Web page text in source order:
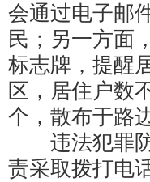
会通过电子邮
民；另一方面
标志牌，提醒
区，居住户数
个，散布于路
违法犯罪防
责采取拨打电